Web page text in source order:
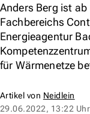
Anders Berg ist
Fachbereichs
Energieagentur
für Wärmenetze
Artikel von Neidlein
29.06.2022, 13:22 Uhr